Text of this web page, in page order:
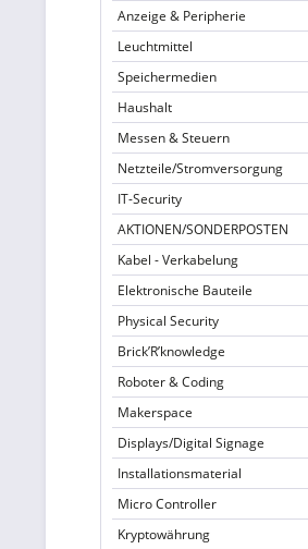
Anzeige & Peripherie
Leuchtmittel
Speichermedien
Haushalt
Messen & Steuern
Netzteile/Stromversorgung
IT-Security
AKTIONEN/SONDERPOSTEN
Kabel - Verkabelung
Elektronische Bauteile
Physical Security
Brick’R’knowledge
Roboter & Coding
Makerspace
Displays/Digital Signage
Installationsmaterial
Micro Controller
Kryptowährung